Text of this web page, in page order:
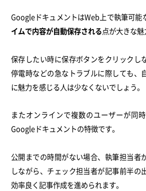
GoogleドキュメントはWeb上で執筆可能
イムで内容が自動保存される点が大きな魅
保存したい時に保存ボタンをクリックし
停電時などの急なトラブルに際しても、
に魅力を感じる人は少なくないでしょう。
またオンラインで複数のユーザーが同
Googleドキュメントの特徴です。
公開までの時間がない場合、執筆担当者
しながら、チェック担当者が記事前半の
効率良く記事作成を進められます。